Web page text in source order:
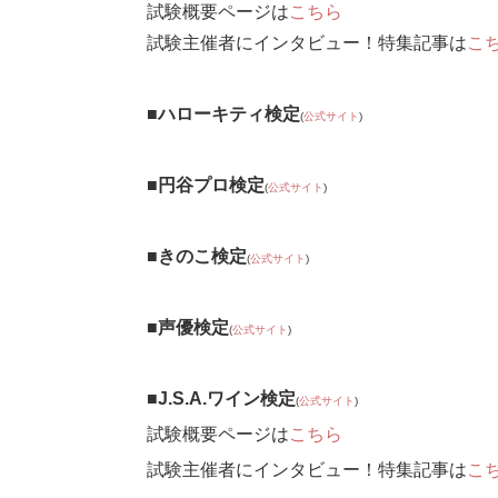
試験概要ページはこちら
試験主催者にインタビュー！特集記事はこ
■ハローキティ検定(公式サイト)
■円谷プロ検定(公式サイト)
■きのこ検定(公式サイト)
■声優検定(公式サイト)
■J.S.A.ワイン検定(公式サイト)
試験概要ページはこちら
試験主催者にインタビュー！特集記事はこ